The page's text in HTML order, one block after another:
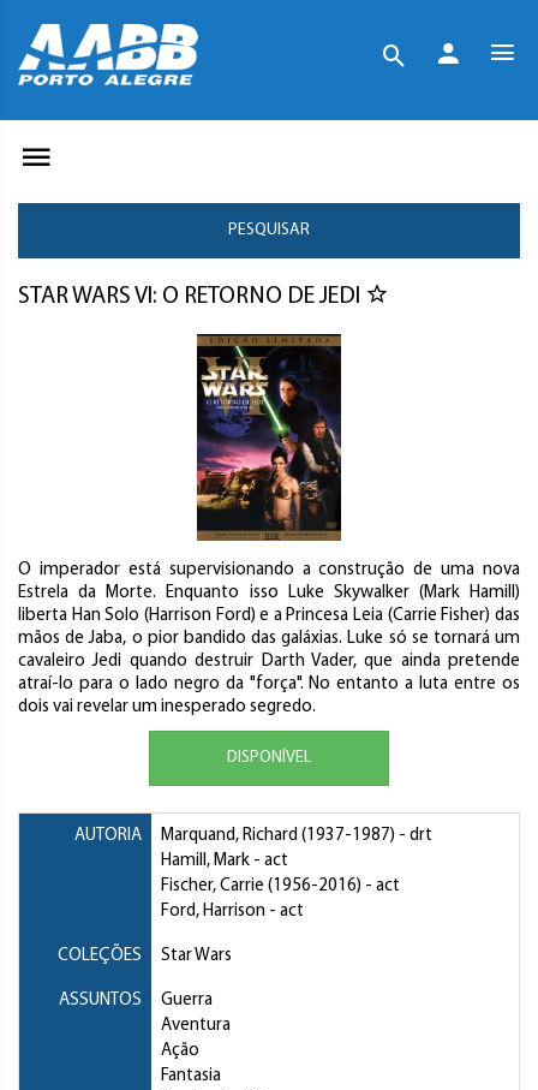
PESQUISAR
STAR WARS VI: O RETORNO DE JEDI
O imperador está supervisionando a construção de uma nova
Estrela da Morte. Enquanto isso Luke Skywalker (Mark Hamill)
liberta Han Solo (Harrison Ford) e a Princesa Leia (Carrie Fisher) das
mãos de Jaba, o pior bandido das galáxias. Luke só se tornará um
cavaleiro Jedi quando destruir Darth Vader, que ainda pretende
atraí-lo para o lado negro da "força". No entanto a luta entre os
dois vai revelar um inesperado segredo.
DISPONÍVEL
AUTORIA Marquand, Richard (1937-1987) - drt
Hamill, Mark - act
Fischer, Carrie (1956-2016) - act
Ford, Harrison - act
COLEÇÕES Star Wars
ASSUNTOS
Guerra
Aventura
Ação
Fantasia